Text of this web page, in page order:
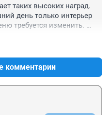
таких высоких наград.
день только интерьер
требуется изменить.
комментарии